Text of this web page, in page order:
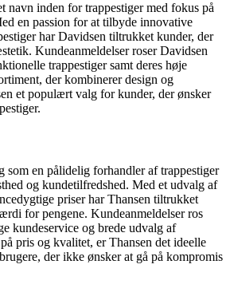
navn inden for trappestiger med fokus på
en passion for at tilbyde innovative
har Davidsen tiltrukket kunder, der
Kundeanmeldelser roser Davidsen
trappestiger samt deres høje
der kombinerer design og
et populært valg for kunder, der ønsker
som en pålidelig forhandler af trappestiger
og kundetilfredshed. Med et udvalg af
priser har Thansen tiltrukket
for pengene. Kundeanmeldelser ros
kundeservice og brede udvalg af
pris og kvalitet, er Thansen det ideelle
der ikke ønsker at gå på kompromis